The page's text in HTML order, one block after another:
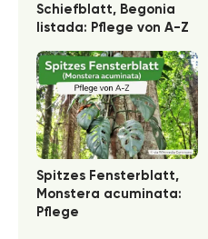
Schiefblatt, Begonia
listada: Pflege von A-Z
Spitzes Fensterblatt,
Monstera acuminata:
Pflege